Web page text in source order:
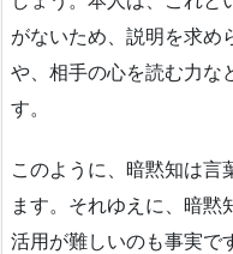
がないため、説明を求め
や、相手の心を読む力な
す。
このように、暗黙知は言
ます。それゆえに、暗黙
活用が難しいのも事実で